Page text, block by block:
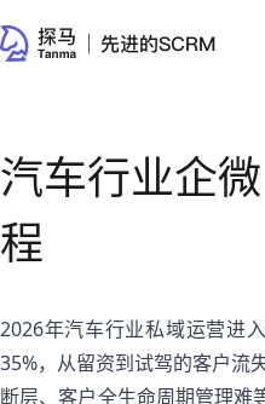
汽车行业企
程
2026年汽车行业私域运营进
35%，从留资到试驾的客户流
断层、客户全生命周期管理